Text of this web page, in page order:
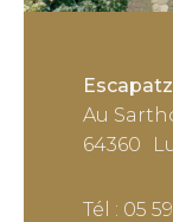
Au
64360
Tél : 05